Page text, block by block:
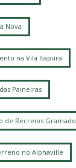
Nova
na Vila Itapura
Paineiras
de Recreios Gramado
no Alphaville